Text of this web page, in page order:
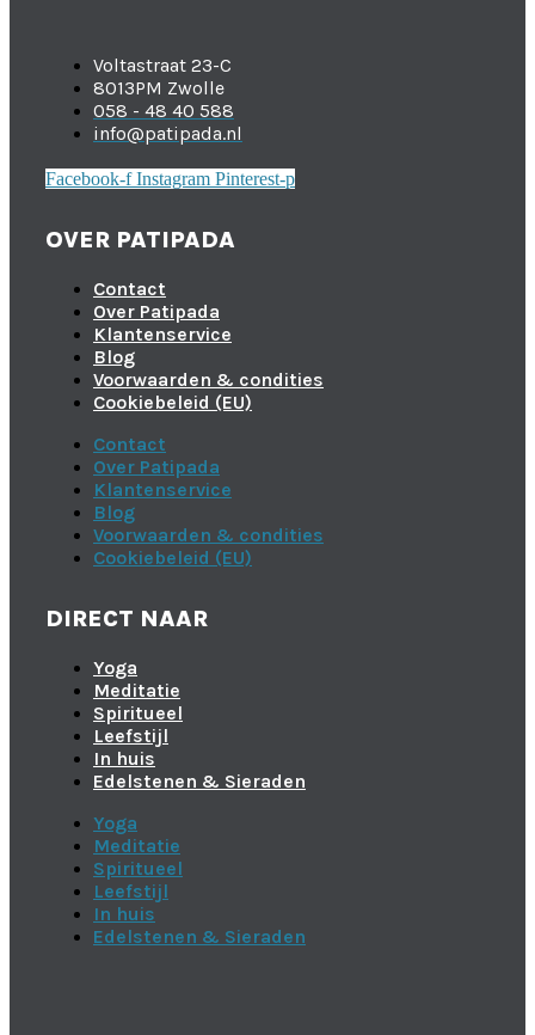
Voltastraat 23-C
8013PM Zwolle
058 - 48 40 588
info@patipada.nl
Facebook-f Instagram Pinterest-p
OVER PATIPADA
Contact
Over Patipada
Klantenservice
Blog
Voorwaarden & condities
Cookiebeleid (EU)
Contact
Over Patipada
Klantenservice
Blog
Voorwaarden & condities
Cookiebeleid (EU)
DIRECT NAAR
Yoga
Meditatie
Spiritueel
Leefstijl
In huis
Edelstenen & Sieraden
Yoga
Meditatie
Spiritueel
Leefstijl
In huis
Edelstenen & Sieraden